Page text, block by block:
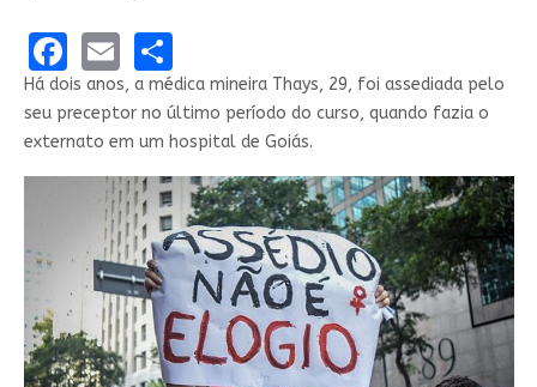
Facebook
EmailShare
Há dois anos, a médica mineira Thays, 29, foi assediada pelo
seu preceptor no último período do curso, quando fazia o
externato em um hospital de Goiás.